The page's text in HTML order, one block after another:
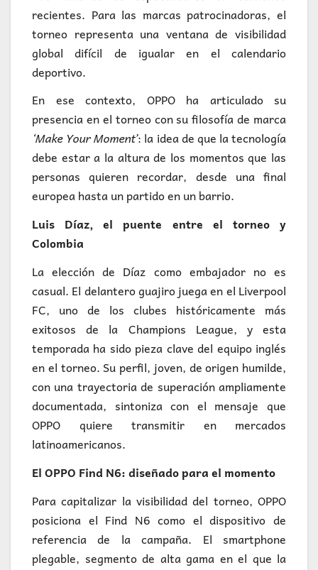
recientes. Para las marcas patrocinadoras, el
torneo representa una ventana de visibilidad
global difícil de igualar en el calendario
deportivo.
En ese contexto, OPPO ha articulado su
presencia en el torneo con su filosofía de marca
‘Make Your Moment’: la idea de que la tecnología
debe estar a la altura de los momentos que las
personas quieren recordar, desde una final
europea hasta un partido en un barrio.
Luis Díaz, el puente entre el torneo y
Colombia
La elección de Díaz como embajador no es
casual. El delantero guajiro juega en el Liverpool
FC, uno de los clubes históricamente más
exitosos de la Champions League, y esta
temporada ha sido pieza clave del equipo inglés
en el torneo. Su perfil, joven, de origen humilde,
con una trayectoria de superación ampliamente
documentada, sintoniza con el mensaje que
OPPO quiere transmitir en mercados
latinoamericanos.
El OPPO Find N6: diseñado para el momento
Para capitalizar la visibilidad del torneo, OPPO
posiciona el Find N6 como el dispositivo de
referencia de la campaña. El smartphone
plegable, segmento de alta gama en el que la